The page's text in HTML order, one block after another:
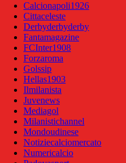
Calcionapoli1926
Cittaceleste
Derbyderbyderby
Fantamagazine
FCInter1908
Forzaroma
Golssip
Hellas1903
Ilmilanista
Juvenews
Mediagol
Milanistichannel
Mondoudinese
Notiziecalciomercato
Numericalcio